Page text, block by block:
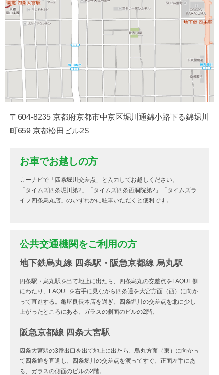
〒604-8235 京都府京都市中京区堀川通錦小路下る錦堀川
町659 京都松田ビル2S
お車でお越しの方
カーナビで「四条堀川交差点」と入力してお越しください。
「タイムズ四条堀川第2」「タイムズ四条西洞院第2」「タイムズラ
イフ四条烏丸店」のいずれかに駐車いただくと便利です。
公共交通機関をご利用の方
地下鉄烏丸線 四条駅・阪急京都線 烏丸駅
四条駅・烏丸駅を出て地上に出たら、四条烏丸の交差点をLAQUE側
にわたり、LAQUEを右手に見ながら四条通を大宮方面（西）に向か
って直進する。亀屋良長本店を過ぎ、四条堀川の交差点を北に少し
上がったところにある、ガラスの側面のビルの2階。
阪急京都線 四条大宮駅
四条大宮駅の3番出口を出て地上に出たら、烏丸方面（東）に向かっ
て四条通を直進し、四条堀川の交差点を渡ってすぐ、正面左手にあ
る、ガラスの側面のビルの2階。